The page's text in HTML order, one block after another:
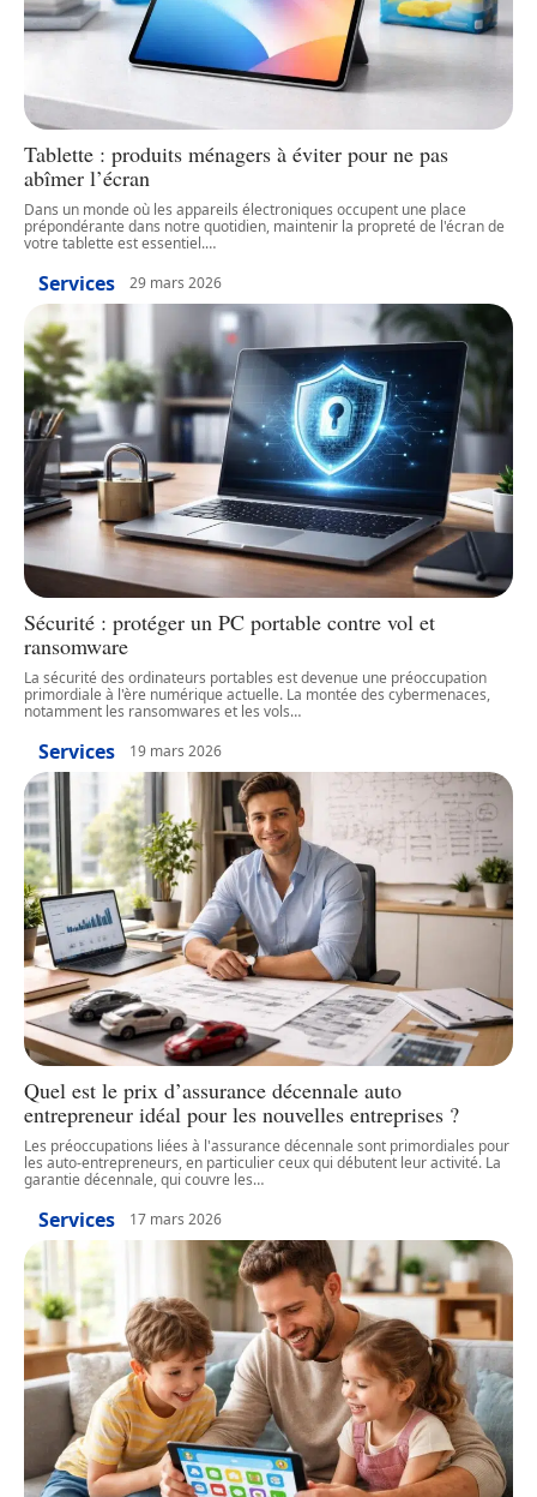
Tablette : produits ménagers à éviter pour ne pas
abîmer l’écran
Dans un monde où les appareils électroniques occupent une place
prépondérante dans notre quotidien, maintenir la propreté de l'écran de
votre tablette est essentiel.…
Services 29 mars 2026
Sécurité : protéger un PC portable contre vol et
ransomware
La sécurité des ordinateurs portables est devenue une préoccupation
primordiale à l'ère numérique actuelle. La montée des cybermenaces,
notamment les ransomwares et les vols…
Services 19 mars 2026
Quel est le prix d’assurance décennale auto
entrepreneur idéal pour les nouvelles entreprises ?
Les préoccupations liées à l'assurance décennale sont primordiales pour
les auto-entrepreneurs, en particulier ceux qui débutent leur activité. La
garantie décennale, qui couvre les…
Services 17 mars 2026